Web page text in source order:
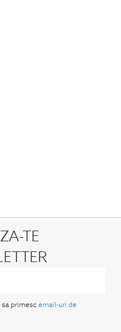
TE
primesc email-uri de